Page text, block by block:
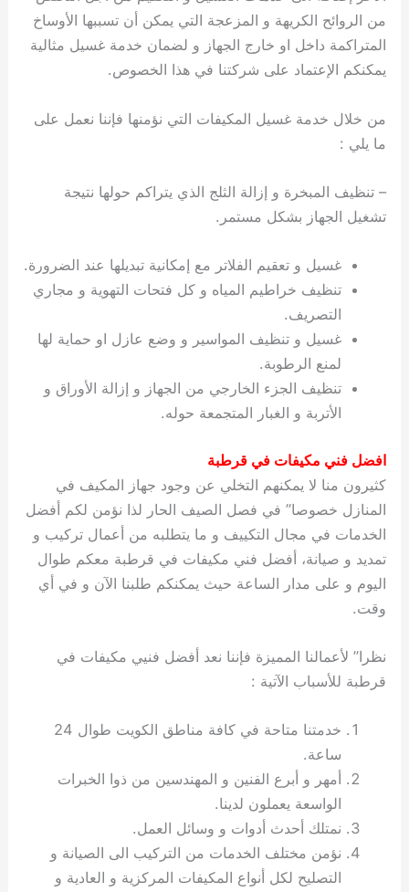
من الروائح الكريهة و المزعجة التي يمكن أن تسببها الأوساخ
المتراكمة داخل او خارج الجهاز و لضمان خدمة غسيل مثالية
يمكنكم الإعتماد على شركتنا في هذا الخصوص.
من خلال خدمة غسيل المكيفات التي نؤمنها فإننا نعمل على
ما يلي :
– تنظيف المبخرة و إزالة الثلج الذي يتراكم حولها نتيجة
تشغيل الجهاز بشكل مستمر.
غسيل و تعقيم الفلاتر مع إمكانية تبديلها عند الضرورة.
تنظيف خراطيم المياه و كل فتحات التهوية و مجاري
التصريف.
غسيل و تنظيف المواسير و وضع عازل او حماية لها
لمنع الرطوبة.
تنظيف الجزء الخارجي من الجهاز و إزالة الأوراق و
الأتربة و الغبار المتجمعة حوله.
افضل فني مكيفات في قرطبة
كثيرون منا لا يمكنهم التخلي عن وجود جهاز المكيف في
المنازل خصوصا” في فصل الصيف الحار لذا نؤمن لكم أفضل
الخدمات في مجال التكييف و ما يتطلبه من أعمال تركيب و
تمديد و صيانة، أفضل فني مكيفات في قرطبة معكم طوال
اليوم و على مدار الساعة حيث يمكنكم طلبنا الآن و في أي
وقت.
نظرا” لأعمالنا المميزة فإننا نعد أفضل فنيي مكيفات في
قرطبة للأسباب الآتية :
خدمتنا متاحة في كافة مناطق الكويت طوال 24
ساعة.
أمهر و أبرع الفنين و المهندسين من ذوا الخبرات
الواسعة يعملون لدينا.
نمتلك أحدث أدوات و وسائل العمل.
نؤمن مختلف الخدمات من التركيب الى الصيانة و
التصليح لكل أنواع المكيفات المركزية و العادية و